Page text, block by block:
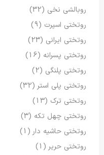
روبالشی نخی (32)
روتختی اسپرت (9)
روتختی ایرانی (23)
روتختی پسرانه (16)
روتختی پلنگی (2)
روتختی پلی استر(32)
روتختی ترک (13)
روتختی چهل تکه (3)
روتختی حاشیه دار(1)
روتختی حریر(1)